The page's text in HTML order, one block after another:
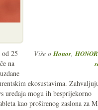
Više oHonor,
25
na
ekosustavima.
uređaja mogu ih besprijekorno
kao proširenog zaslona za